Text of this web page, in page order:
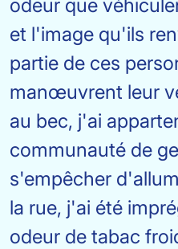
odeur que
et l'image qu'ils
partie de ces
manœuvrent leur
au bec, j'ai
communauté de
s'empêcher
la rue, j'ai été
odeur de tabac